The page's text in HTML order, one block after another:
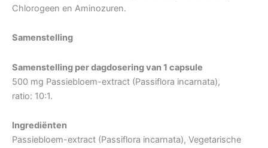
Chlorogeen en Aminozuren.
Samenstelling
Samenstelling per dagdosering van 1 capsule
500 mg Passiebloem-extract (Passiflora incarnata),
ratio: 10:1.
Ingrediënten
Passiebloem-extract (Passiflora incarnata), Vegetarische